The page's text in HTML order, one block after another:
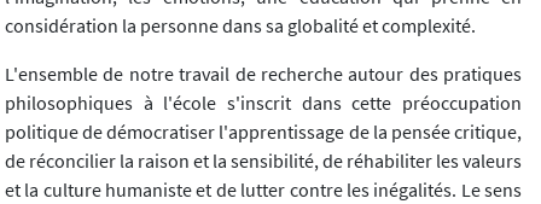
considération la personne dans sa globalité et complexité.
L'ensemble de notre travail de recherche autour des pratiques
philosophiques à l'école s'inscrit dans cette préoccupation
politique de démocratiser l'apprentissage de la pensée critique,
de réconcilier la raison et la sensibilité, de réhabiliter les valeurs
et la culture humaniste et de lutter contre les inégalités. Le sens